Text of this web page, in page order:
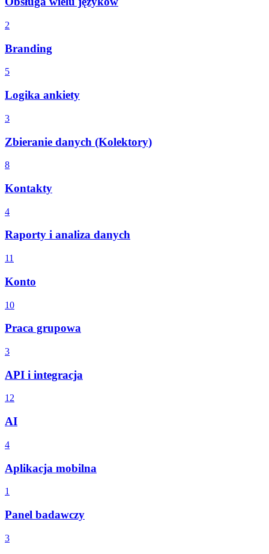
2
Branding
5
Logika ankiety
3
Zbieranie danych (Kolektory)
8
Kontakty
4
Raporty i analiza danych
11
Konto
10
Praca grupowa
3
API i integracja
12
AI
4
Aplikacja mobilna
1
Panel badawczy
3